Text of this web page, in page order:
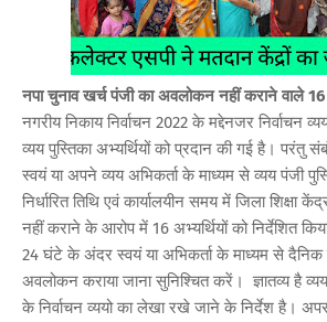
नपा चुनाव खर्च पंजी का अवलोकन नहीं कराने वाले 16
नगरीय निकाय निर्वाचन 2022 के मद्देनजर निर्वाचन
व्यय पुस्तिका अभ्यर्थियों को प्रदान की गई है। परंतु
स्वयं या अपने व्यय अभिकर्ता के माध्यम से व्यय पंजी
निर्धारित तिथि एवं कार्यालयीन समय में जिला शिक्षा
नहीं कराने के आरोप में 16 अभ्यर्थियों को निर्देशित
24 घंटे के अंदर स्वयं या अभिकर्ता के माध्यम से दैनिक
अवलोकन कराया जाना सुनिश्चित करें। ज्ञातव्य है
के निर्वाचन व्ययो का लेखा रखे जाने के निर्देश है।